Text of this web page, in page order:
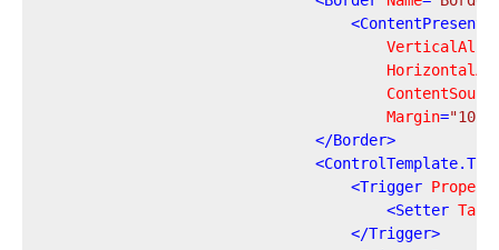
<
Margin=
</Border>
<
<Trigger
<Setter
</Trigger>